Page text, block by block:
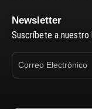
Newsletter
Suscríbete a